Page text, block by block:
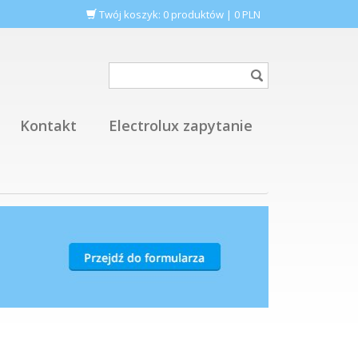
Twój koszyk: 0 produktów | 0 PLN
Kontakt Electrolux zapytanie